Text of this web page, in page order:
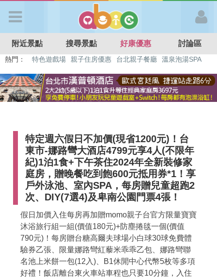
APP登入
首 頁
好康優惠
最新消息
最新留言
商家合作
推薦景點
附近景點 搜尋景點 好康優惠 討論區
熱門： 溜滑梯民宿 觀光工廠 DIY摘果
日本親子景點
特定週六假日不加價(現省1200元)！台
東市-娜路彎大酒店4799元享4人(不限年
紀)1泊1食+下午茶住2024年全新裝修家
庭房，贈晚餐吃到飽600元抵用券*1！享
戶外泳池、室內SPA，每房贈兒童超跑2
次、DIY(7選4)及卑南公園門票4張！
假日加價入住每房再加贈momo親子台官方限量寶寶
沐浴旅行組一組(價值180元)+防塵捲毯一個(價值
790元)！每房贈台糖高爾夫球場小白球30球免費體
驗券乙張、限量娜路彎紅藜米乖乖乙包、娜路彎聯
名池上米餅一包(12入)、B1休閒中心代幣5枚等多項
好禮！飯店離台東火車站車程也只要10分鐘，入住